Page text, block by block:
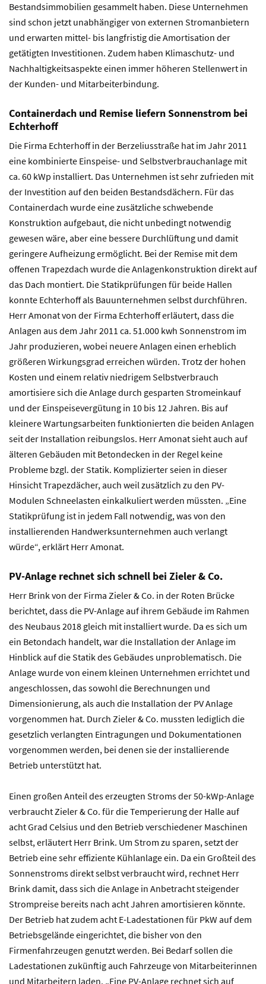
Bestandsimmobilien gesammelt haben. Diese Unternehmen
sind schon jetzt unabhängiger von externen Stromanbietern
und erwarten mittel- bis langfristig die Amortisation der
getätigten Investitionen. Zudem haben Klimaschutz- und
Nachhaltigkeitsaspekte einen immer höheren Stellenwert in
der Kunden- und Mitarbeiterbindung.
Containerdach und Remise liefern Sonnenstrom bei
Echterhoff
Die Firma Echterhoff in der Berzeliusstraße hat im Jahr 2011
eine kombinierte Einspeise- und Selbstverbrauchanlage mit
ca. 60 kWp installiert. Das Unternehmen ist sehr zufrieden mit
der Investition auf den beiden Bestandsdächern. Für das
Containerdach wurde eine zusätzliche schwebende
Konstruktion aufgebaut, die nicht unbedingt notwendig
gewesen wäre, aber eine bessere Durchlüftung und damit
geringere Aufheizung ermöglicht. Bei der Remise mit dem
offenen Trapezdach wurde die Anlagenkonstruktion direkt auf
das Dach montiert. Die Statikprüfungen für beide Hallen
konnte Echterhoff als Bauunternehmen selbst durchführen.
Herr Amonat von der Firma Echterhoff erläutert, dass die
Anlagen aus dem Jahr 2011 ca. 51.000 kwh Sonnenstrom im
Jahr produzieren, wobei neuere Anlagen einen erheblich
größeren Wirkungsgrad erreichen würden. Trotz der hohen
Kosten und einem relativ niedrigem Selbstverbrauch
amortisiere sich die Anlage durch gesparten Stromeinkauf
und der Einspeisevergütung in 10 bis 12 Jahren. Bis auf
kleinere Wartungsarbeiten funktionierten die beiden Anlagen
seit der Installation reibungslos. Herr Amonat sieht auch auf
älteren Gebäuden mit Betondecken in der Regel keine
Probleme bzgl. der Statik. Komplizierter seien in dieser
Hinsicht Trapezdächer, auch weil zusätzlich zu den PV-
Modulen Schneelasten einkalkuliert werden müssten. „Eine
Statikprüfung ist in jedem Fall notwendig, was von den
installierenden Handwerksunternehmen auch verlangt
würde“, erklärt Herr Amonat.
PV-Anlage rechnet sich schnell bei Zieler & Co.
Herr Brink von der Firma Zieler & Co. in der Roten Brücke
berichtet, dass die PV-Anlage auf ihrem Gebäude im Rahmen
des Neubaus 2018 gleich mit installiert wurde. Da es sich um
ein Betondach handelt, war die Installation der Anlage im
Hinblick auf die Statik des Gebäudes unproblematisch. Die
Anlage wurde von einem kleinen Unternehmen errichtet und
angeschlossen, das sowohl die Berechnungen und
Dimensionierung, als auch die Installation der PV Anlage
vorgenommen hat. Durch Zieler & Co. mussten lediglich die
gesetzlich verlangten Eintragungen und Dokumentationen
vorgenommen werden, bei denen sie der installierende
Betrieb unterstützt hat.
Einen großen Anteil des erzeugten Stroms der 50-kWp-Anlage
verbraucht Zieler & Co. für die Temperierung der Halle auf
acht Grad Celsius und den Betrieb verschiedener Maschinen
selbst, erläutert Herr Brink. Um Strom zu sparen, setzt der
Betrieb eine sehr effiziente Kühlanlage ein. Da ein Großteil des
Sonnenstroms direkt selbst verbraucht wird, rechnet Herr
Brink damit, dass sich die Anlage in Anbetracht steigender
Strompreise bereits nach acht Jahren amortisieren könnte.
Der Betrieb hat zudem acht E-Ladestationen für PkW auf dem
Betriebsgelände eingerichtet, die bisher von den
Firmenfahrzeugen genutzt werden. Bei Bedarf sollen die
Ladestationen zukünftig auch Fahrzeuge von Mitarbeiterinnen
und Mitarbeitern laden. „Eine PV-Anlage rechnet sich auf